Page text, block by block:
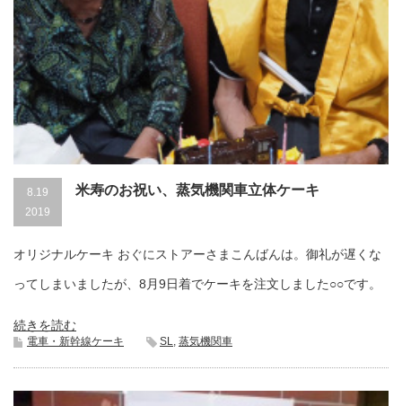
8.19
2019
米寿のお祝い、蒸気機関車立体ケーキ
オリジナルケーキ おぐにストアーさまこんばんは。御礼が遅くな
ってしまいましたが、8月9日着でケーキを注文しました○○です。
続きを読む
電車・新幹線ケーキ SL, 蒸気機関車